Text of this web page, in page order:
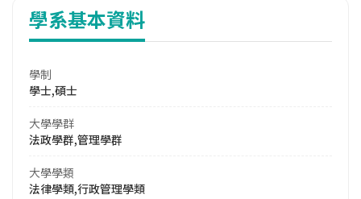
學系基本資料
學制
學士,碩士
大學學群
法政學群,管理學群
大學學類
法律學類,行政管理學類